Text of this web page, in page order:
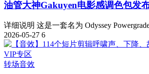
油管大神Gakuyen电影感调色包发
详细说明 这是一套名为 Odyssey
2026-05-27 6
VIP专区
转场音效